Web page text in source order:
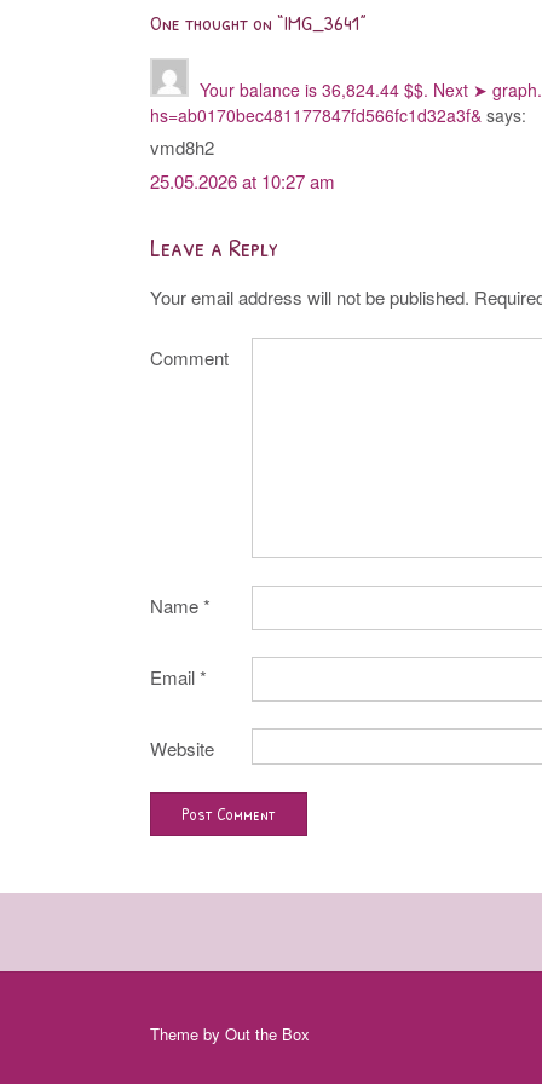
navigation
One thought on “IMG_3641”
Your balance is 36,824.44 $$. Next ➤
hs=ab0170bec481177847fd566fc1d32a3f& says:
vmd8h2
25.05.2026 at 10:27 am
Leave a Reply
Your email address will not be published.
Comment
Name*
Email*
Website
Theme by Out the Box